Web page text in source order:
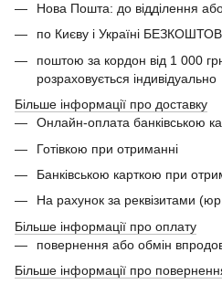
Нова Пошта: до відділення
по Києву і Україні
поштою за кордон від 1 000
розраховується індивідуально
Більше інформації про доставку
Онлайн-оплата банківською
Готівкою при отриманні
Банківською карткою при
На рахунок за реквізитами
Більше інформації про оплату
повернення або обмін
Більше інформації про